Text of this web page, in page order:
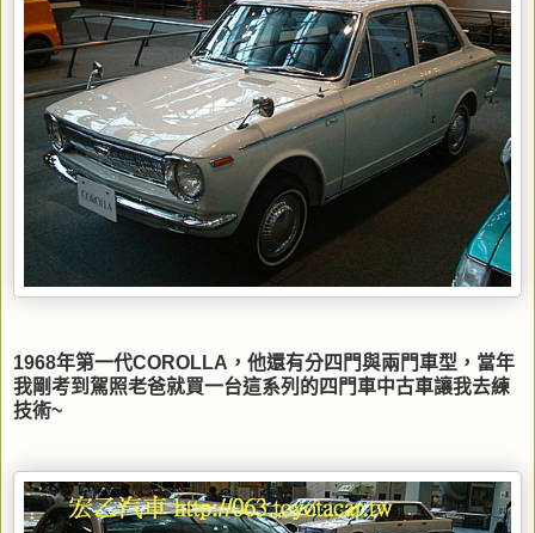
1968年第一代COROLLA，他還有分四門與兩門車型，當年
我剛考到駕照老爸就買一台這系列的四門車中古車讓我去練
技術~